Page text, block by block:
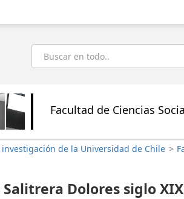
Buscar
Facultad de Ciencias
de la Universidad de Chile >
Dolores siglo